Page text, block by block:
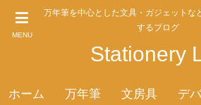
MENU
万年筆を中心とした文具・ガジェットな
するブログ
Stationery
ホーム 万年筆 文房具 デ